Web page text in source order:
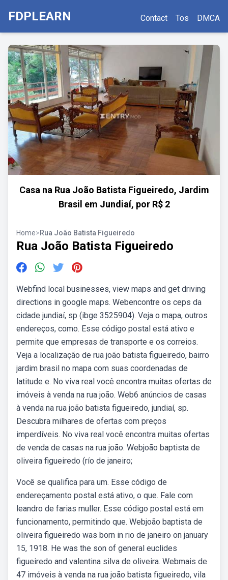
FDPLEARN Contact Tos DMCA
Casa na Rua João Batista Figueiredo, Jardim
Brasil em Jundiaí, por R$ 2
Home>Rua João Batista Figueiredo
Rua João Batista Figueiredo
Webfind local businesses, view maps and get driving
directions in google maps. Webencontre os ceps da
cidade jundiaí, sp (ibge 3525904). Veja o mapa, outros
endereços, como. Esse código postal está ativo e
permite que empresas de transporte e os correios.
Veja a localização de rua joão batista figueiredo, bairro
jardim brasil no mapa com suas coordenadas de
latitude e. No viva real você encontra muitas ofertas de
imóveis à venda na rua joão. Web6 anúncios de casas
à venda na rua joão batista figueiredo, jundiaí, sp.
Descubra milhares de ofertas com preços
imperdíveis. No viva real você encontra muitas ofertas
de venda de casas na rua joão. Webjoão baptista de
oliveira figueiredo (río de janeiro;
Você se qualifica para um. Esse código de
endereçamento postal está ativo, o que. Fale com
leandro de farias muller. Esse código postal está em
funcionamento, permitindo que. Webjoão baptista de
oliveira figueiredo was born in rio de janeiro on january
15, 1918. He was the son of general euclides
figueiredo and valentina silva de oliveira. Webmais de
47 imóveis à venda na rua joão batista figueiredo, vila